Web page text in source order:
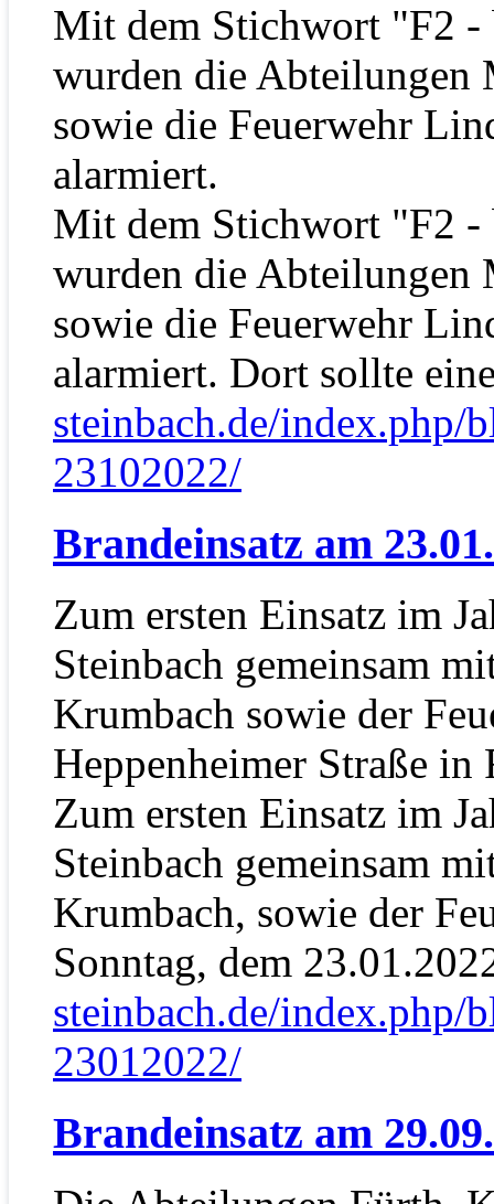
Mit dem Stichwort "F2
wurden die Abteilungen
sowie die Feuerwehr
alarmiert.
Mit dem Stichwort "F2
wurden die Abteilungen
sowie die Feuerwehr
alarmiert. Dort sollte
steinbach.de/index.php/
23102022/
Brandeinsatz am
Zum ersten Einsatz im
Steinbach gemeinsam
Krumbach sowie der
Heppenheimer Straße
Zum ersten Einsatz im
Steinbach gemeinsam
Krumbach, sowie der
Sonntag, dem
steinbach.de/index.php/
23012022/
Brandeinsatz am